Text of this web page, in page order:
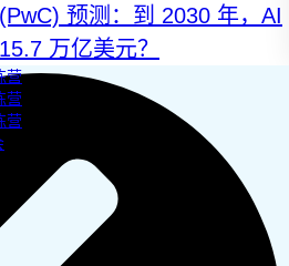
坊
坊
坊
营
营
营
预测：到 2030 年，AI
万亿美元？